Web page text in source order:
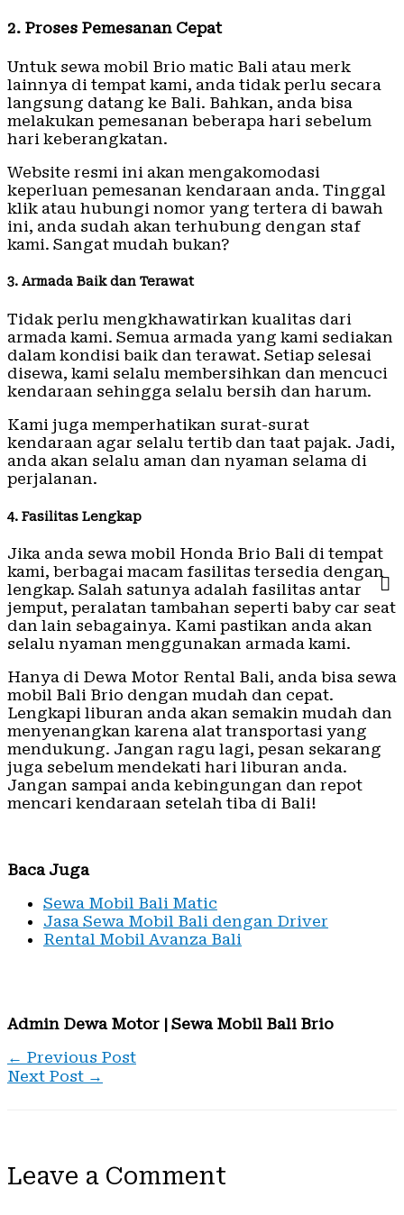
2. Proses Pemesanan Cepat
Untuk sewa mobil Brio matic Bali atau merk
lainnya di tempat kami, anda tidak perlu secara
langsung datang ke Bali. Bahkan, anda bisa
melakukan pemesanan beberapa hari sebelum
hari keberangkatan.
Website resmi ini akan mengakomodasi
keperluan pemesanan kendaraan anda. Tinggal
klik atau hubungi nomor yang tertera di bawah
ini, anda sudah akan terhubung dengan staf
kami. Sangat mudah bukan?
3. Armada Baik dan Terawat
Tidak perlu mengkhawatirkan kualitas dari
armada kami. Semua armada yang kami sediakan
dalam kondisi baik dan terawat. Setiap selesai
disewa, kami selalu membersihkan dan mencuci
kendaraan sehingga selalu bersih dan harum.
Kami juga memperhatikan surat-surat
kendaraan agar selalu tertib dan taat pajak. Jadi,
anda akan selalu aman dan nyaman selama di
perjalanan.
4. Fasilitas Lengkap
Jika anda sewa mobil Honda Brio Bali di tempat
kami, berbagai macam fasilitas tersedia dengan
lengkap. Salah satunya adalah fasilitas antar
jemput, peralatan tambahan seperti baby car seat
dan lain sebagainya. Kami pastikan anda akan
selalu nyaman menggunakan armada kami.
Hanya di Dewa Motor Rental Bali, anda bisa sewa
mobil Bali Brio dengan mudah dan cepat.
Lengkapi liburan anda akan semakin mudah dan
menyenangkan karena alat transportasi yang
mendukung. Jangan ragu lagi, pesan sekarang
juga sebelum mendekati hari liburan anda.
Jangan sampai anda kebingungan dan repot
mencari kendaraan setelah tiba di Bali!
Baca Juga
Sewa Mobil Bali Matic
Jasa Sewa Mobil Bali dengan Driver
Rental Mobil Avanza Bali
Admin Dewa Motor | Sewa Mobil Bali Brio
← Previous Post
Next Post →
Leave a Comment